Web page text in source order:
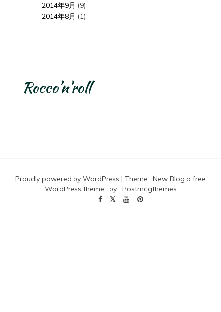
2014年9月 (9)
2014年8月 (1)
Rocco’n’roll
Proudly powered by WordPress | Theme : New Blog a free
WordPress theme : by : Postmagthemes